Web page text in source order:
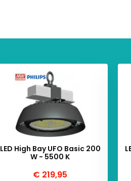
LED High Bay UFO Basic 200
W - 5500 K
€ 219,95